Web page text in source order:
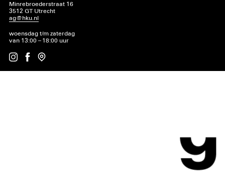
Minrebroederstraat 16
3512 GT Utrecht
ag@hku.nl
woensdag t/m zaterdag
van 13:00 – 18:00 uur